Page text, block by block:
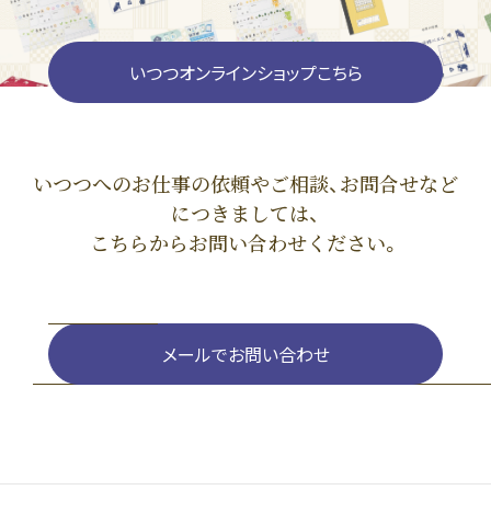
いつつオンラインショップこちら
いつつへのお仕事の依頼やご相談、お問合せなど
につきましては、
こちらからお問い合わせください。
メールでお問い合わせ